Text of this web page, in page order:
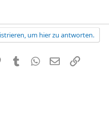
um hier zu antworten.
PinterestTumblr WhatsApp
E-MailLink